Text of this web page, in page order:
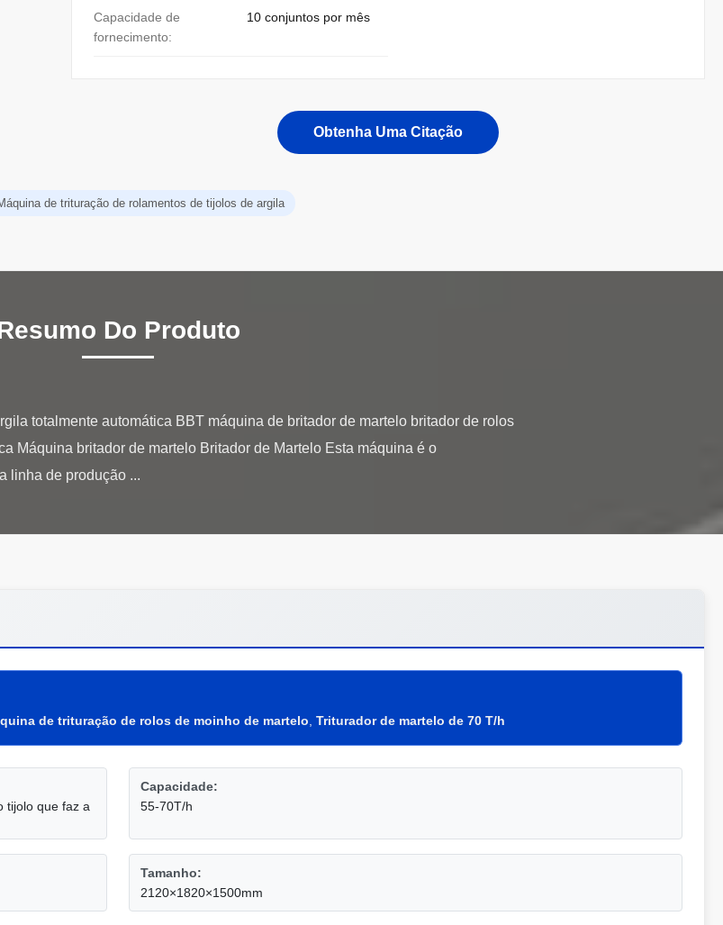
Capacidade de
fornecimento:
10 conjuntos por mês
Obtenha Uma Citação
de trituração de rolamentos de tijolos de argila
Do Produto
totalmente automática BBT máquina de britador de martelo britador de rolos
Máquina britador de martelo Britador de Martelo Esta máquina é o
de trituração de rolos de moinho de martelo Triturador de martelo de 70 T/h
tijolo que faz a
Capacidade:
55-70T/h
Tamanho:
2120×1820×1500mm